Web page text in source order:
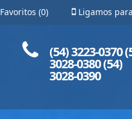
Ligamos
Favoritos (0)
(54) 3223-0370
3028-0380 (54)
3028-0390